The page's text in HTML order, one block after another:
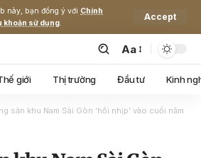
này, bạn đồng ý với Chính
khoản sử dụng.
Accept
Aa
giới Thị trường Đầu tư Kinh
sản khu Nam Sài Gòn ‘hồi nhịp’ vào cuối năm